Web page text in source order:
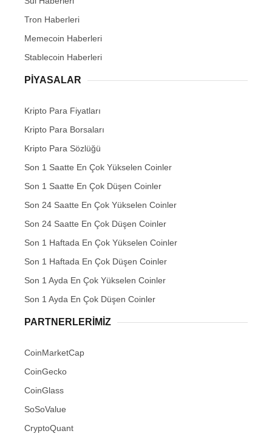
Tron Haberleri
Memecoin Haberleri
Stablecoin Haberleri
PIYASALAR
Kripto Para Fiyatları
Kripto Para Borsaları
Kripto Para Sözlüğü
Son 1 Saatte En Çok Yükselen Coinler
Son 1 Saatte En Çok Düşen Coinler
Son 24 Saatte En Çok Yükselen Coinler
Son 24 Saatte En Çok Düşen Coinler
Son 1 Haftada En Çok Yükselen Coinler
Son 1 Haftada En Çok Düşen Coinler
Son 1 Ayda En Çok Yükselen Coinler
Son 1 Ayda En Çok Düşen Coinler
PARTNERLERIMIZ
CoinMarketCap
CoinGecko
CoinGlass
SoSoValue
CryptoQuant